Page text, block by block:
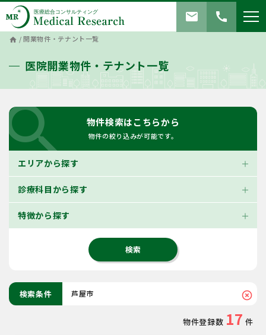
call
mail
home /開業物件・テナント一覧
医院開業物件・テナント一覧
物件検索はこちらから
物件の絞り込みが可能です。
エリアから探す
診療科目から探す
特徴から探す
検索条件 芦屋市 highlight_off
物件登録数 17 件